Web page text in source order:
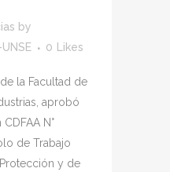
by
0 Likes
la Facultad de
aprobó
N°
de Trabajo
y de